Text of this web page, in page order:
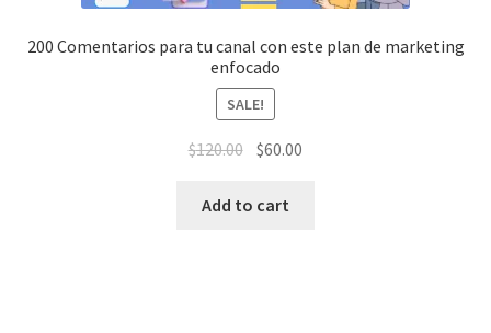
200 Comentarios para tu canal con este plan de marketing
enfocado
SALE!
$120.00 $60.00
Add to cart